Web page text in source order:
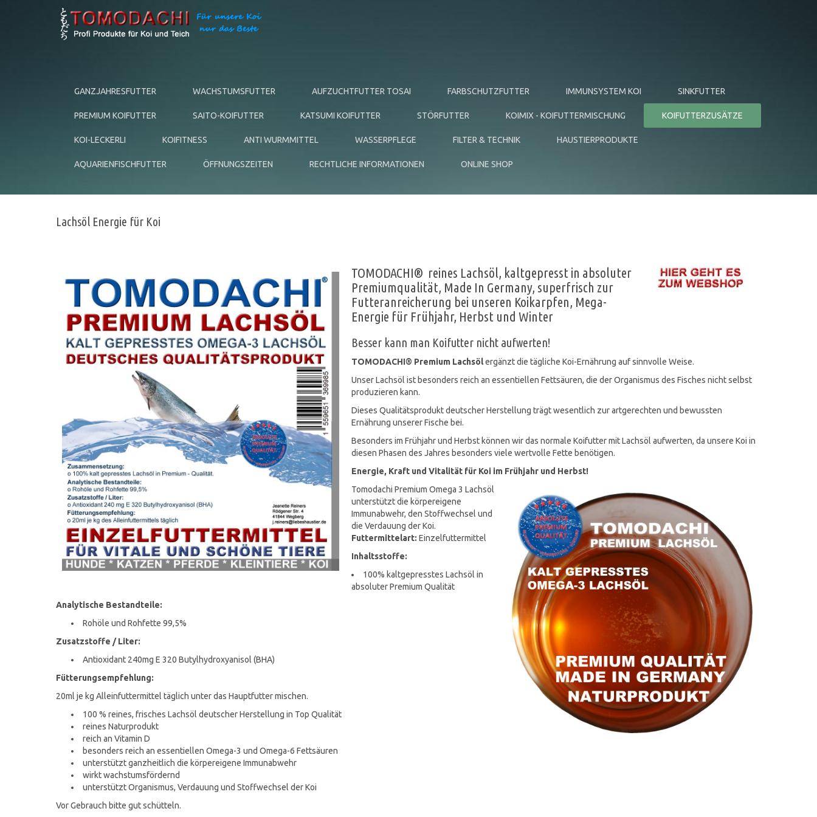
GANZJAHRESFUTTER WACHSTUMSFUTTER AUFZUCHTFUTTER TOSAI FARBSCHUTZFUTTER IMMUNSYSTEM KOI SINKFUTTER
PREMIUM KOIFUTTER SAITO-KOIFUTTER KATSUMI KOIFUTTER STÖRFUTTER KOIMIX - KOIFUTTERMISCHUNG KOIFUTTERZUSÄTZE
KOI-LECKERLI KOIFITNESS ANTI WURMMITTEL WASSERPFLEGE FILTER & TECHNIK HAUSTIERPRODUKTE
AQUARIENFISCHFUTTER ÖFFNUNGSZEITEN RECHTLICHE INFORMATIONEN ONLINE SHOP
Lachsöl Energie für Koi
TOMODACHI® reines Lachsöl, kaltgepresst in absoluter
Premiumqualität, Made In Germany, superfrisch zur
Futteranreicherung bei unseren Koikarpfen, Mega-
Energie für Frühjahr, Herbst und Winter
Besser kann man Koifutter nicht aufwerten!
TOMODACHI® Premium Lachsölergänzt die tägliche Koi-Ernährung auf sinnvolle Weise.
Unser Lachsöl ist besonders reich an essentiellen Fettsäuren, die der Organismus des Fisches nicht selbst
produzieren kann.
Dieses Qualitätsprodukt deutscher Herstellung trägt wesentlich zur artgerechten und bewussten
Ernährung unserer Fische bei.
Besonders im Frühjahr und Herbst können wir das normale Koifutter mit Lachsöl aufwerten, da unsere Koi in
diesen Phasen des Jahres besonders viele wertvolle Fette benötigen.
Energie, Kraft und Vitalität für Koi im Frühjahr und Herbst!
Tomodachi Premium Omega 3 Lachsöl
unterstützt die körpereigene
Immunabwehr, den Stoffwechsel und
die Verdauung der Koi.
Futtermittelart: Einzelfuttermittel
Inhaltsstoffe:
100% kaltgepresstes Lachsöl in
absoluter Premium Qualität
Analytische Bestandteile:
Rohöle und Rohfette 99,5%
Zusatzstoffe / Liter:
Antioxidant 240mg E 320 Butylhydroxyanisol (BHA)
Fütterungsempfehlung:
20ml je kg Alleinfuttermittel täglich unter das Hauptfutter mischen.
100 % reines, frisches Lachsöl deutscher Herstellung in Top Qualität
reines Naturprodukt
reich an Vitamin D
besonders reich an essentiellen Omega-3 und Omega-6 Fettsäuren
unterstützt ganzheitlich die körpereigene Immunabwehr
wirkt wachstumsfördernd
unterstützt Organismus, Verdauung und Stoffwechsel der Koi
Vor Gebrauch bitte gut schütteln.